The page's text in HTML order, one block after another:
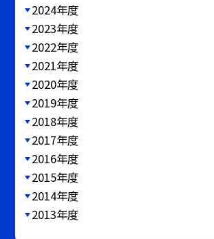
2024年度
2023年度
2022年度
2021年度
2020年度
2019年度
2018年度
2017年度
2016年度
2015年度
2014年度
2013年度